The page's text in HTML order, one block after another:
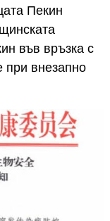
Пекин
във връзка с
при внезапно